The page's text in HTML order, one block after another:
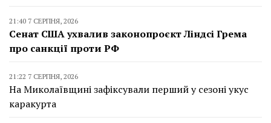
21:40 7 СЕРПНЯ, 2026
Сенат США ухвалив законопроєкт Ліндсі Грема
про санкції проти РФ
21:22 7 СЕРПНЯ, 2026
На Миколаївщині зафіксували перший у сезоні укус
каракурта